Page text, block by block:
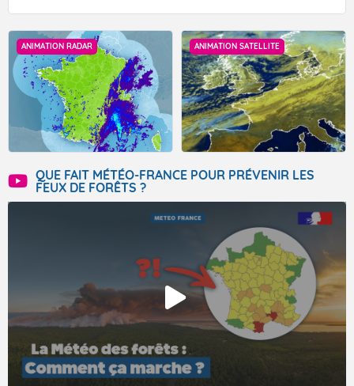
ANIMATION RADAR ANIMATION SATELLITE
QUE FAIT MÉTÉO-FRANCE POUR PRÉVENIR LES
FEUX DE FORÊTS ?